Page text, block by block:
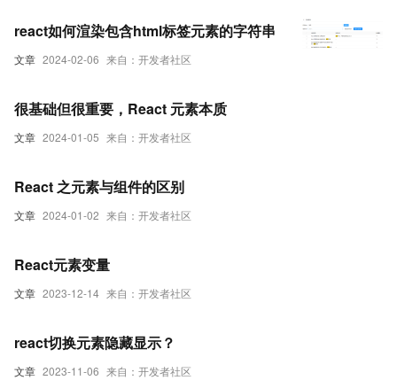
文章 2024-02-06 来自：开发者社区
react如何渲染包含html标签元素的字符串
文章 2024-01-05 来自：开发者社区
很基础但很重要，React 元素本质
文章 2024-01-02 来自：开发者社区
React 之元素与组件的区别
文章 2023-12-14 来自：开发者社区
React元素变量
文章 2023-11-06 来自：开发者社区
react切换元素隐藏显示？